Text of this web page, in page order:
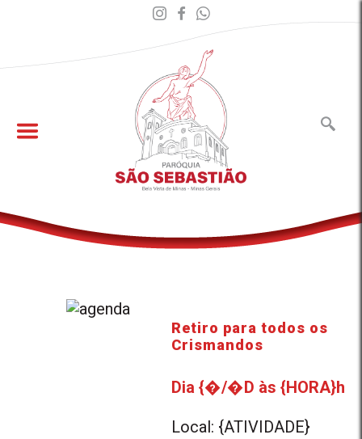
Retiro para todos os
Crismandos
Dia {�/�D às {HORA}h
Local: {ATIVIDADE}